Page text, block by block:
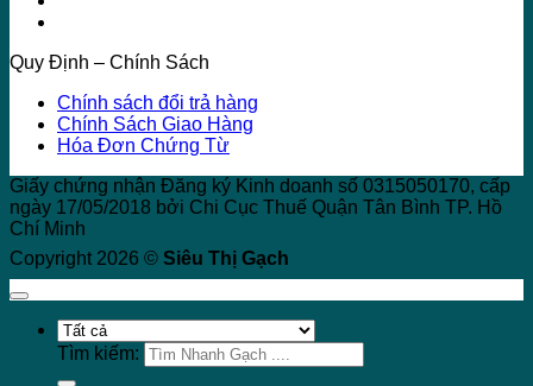
Quy Định – Chính Sách
Chính sách đổi trả hàng
Chính Sách Giao Hàng
Hóa Đơn Chứng Từ
Giấy chứng nhận Đăng ký Kinh doanh số 0315050170, cấp
ngày 17/05/2018 bởi Chi Cục Thuế Quận Tân Bình TP. Hồ
Chí Minh
Copyright 2026 © Siêu Thị Gạch
Tìm kiếm: